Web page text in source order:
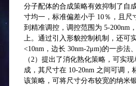
分子配体的合成策略有效抑制了自
寸均一，标准偏差小于 10％，且尺
到精准调控，调控范围为 5-200nm
上。通过引入形貌控制机制，还可
<10nm，边长 30nm-2μm)的一步法
（2）提出了消化熟化策略，可实
成，其尺寸在 10-20nm 之间可调，
该策略，可将尺寸分布较宽的纳米